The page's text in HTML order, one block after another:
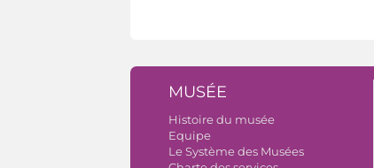
MUSÉE
Histoire du musée
Equipe
Le Système des Musées